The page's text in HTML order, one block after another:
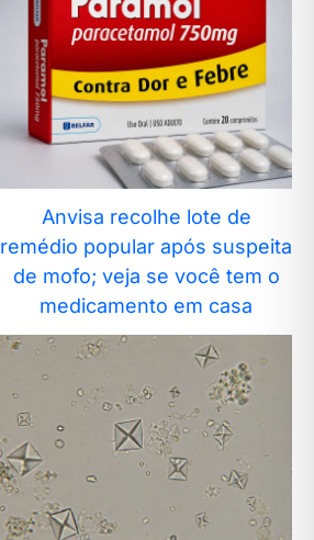
Anvisa recolhe lote de
remédio popular após suspeita
de mofo; veja se você tem o
medicamento em casa